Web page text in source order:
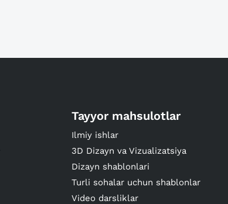
Tayyor mahsulotlar
Ilmiy ishlar
3D Dizayn va Vizualizatsiya
Dizayn shablonlari
Turli sohalar uchun shablonlar
Video darsliklar